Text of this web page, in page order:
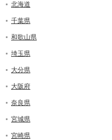
北海道
千葉県
和歌山県
埼玉県
大分県
大阪府
奈良県
宮城県
宮崎県